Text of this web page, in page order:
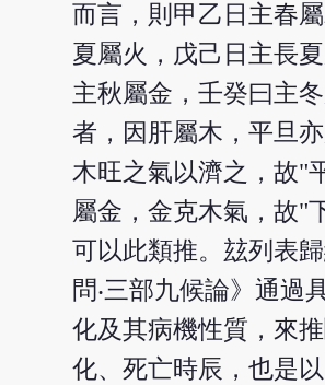
而言，則甲乙日主春
夏屬火，戊己日主長
主秋屬金，壬癸曰主
者，因肝屬木，平旦
木旺之氣以濟之，故"
屬金，金克木氣，故"
可以此類推。玆列表
問‧三部九候論》通過
化及其病機性質，來
化、死亡時辰，也是